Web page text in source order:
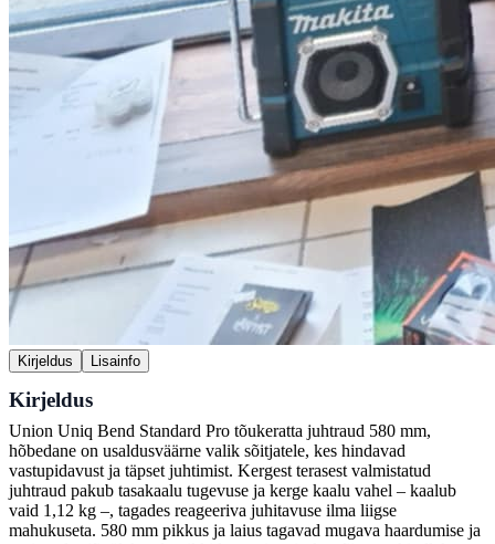
Kirjeldus Lisainfo
Kirjeldus
Union Uniq Bend Standard Pro tõukeratta juhtraud 580 mm,
hõbedane on usaldusväärne valik sõitjatele, kes hindavad
vastupidavust ja täpset juhtimist. Kergest terasest valmistatud
juhtraud pakub tasakaalu tugevuse ja kerge kaalu vahel – kaalub
vaid 1,12 kg –, tagades reageeriva juhitavuse ilma liigse
mahukuseta. 580 mm pikkus ja laius tagavad mugava haardumise ja